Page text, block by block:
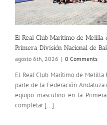
El Real Club Marítimo de
Primera División Nacional de
agosto 6th, 2026 | 0 Comments
El Real Club Marítimo de
parte de la Federación
equipo masculino en la
completar [...]